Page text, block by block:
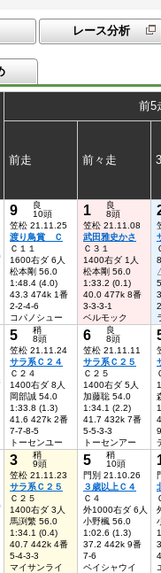
レース分析
前5
前走 前々走
9
良
10頭
笠松 21.11.25
渡り鳥賞 Ｃ
Ｃ１１
1600右ダ 6人
松本剛 56.0
1:48.4 (4.0)
43.3 474k 1番
2-2-4-6
コパノシュー
1
良
8頭
笠松 21.11.08
武田雅史かさ
Ｃ３１
1400右ダ 1人
松本剛 56.0
1:33.2 (0.1)
40.0 477k 8番
3-3-3-1
ベルモック
5
稍
8頭
笠松 21.11.24
サラ系Ｃ２４
Ｃ２４
1400右ダ 8人
岡部誠 54.0
1:33.8 (1.3)
41.6 427k 2番
7-7-8-5
トーセンユー
6
良
8頭
笠松 21.11.11
サラ系Ｃ２５
Ｃ２５
1400右ダ 5人
加藤聡 54.0
1:34.1 (2.2)
41.7 432k 7番
5-5-3-3
トーセンアー
3
稍
9頭
笠松 21.11.23
サラ系Ｃ２５
Ｃ２５
1400右ダ 3人
馬渕繁 56.0
1:34.1 (0.4)
40.7 442k 4番
5-4-3-3
マイサンライ
5
稍
10頭
門別 21.10.26
３歳以上Ｃ４
Ｃ４
外1000右ダ 6人
小野楓 56.0
1:02.6 (1.3)
37.2 442k 9番
7-6
ペイシャウイ